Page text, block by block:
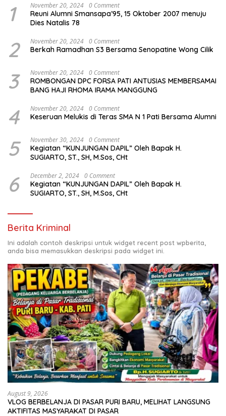
1 November 20, 2024 0 Comment
Reuni Alumni Smansapa’95, 15 Oktober 2007 menuju
Dies Natalis 78
2 November 20, 2024 0 Comment
Berkah Ramadhan S3 Bersama Senopatine Wong Cilik
3 November 20, 2024 0 Comment
ROMBONGAN DPC FORSA PATI ANTUSIAS MEMBERSAMAI
BANG HAJI RHOMA IRAMA MANGGUNG
4 November 20, 2024 0 Comment
Keseruan Melukis di Teras SMA N 1 Pati Bersama Alumni
5 November 30, 2024 0 Comment
Kegiatan “KUNJUNGAN DAPIL” Oleh Bapak H.
SUGIARTO, ST., SH, M.Sos, CHt
6 December 2, 2024 0 Comment
Kegiatan “KUNJUNGAN DAPIL” Oleh Bapak H.
SUGIARTO, ST., SH, M.Sos, CHt
Berita Kriminal
Ini adalah contoh deskripsi untuk widget recent post wpberita,
anda bisa memasukkan deskripsi pada widget ini.
August 9, 2026
VLOG BERBELANJA DI PASAR PURI BARU, MELIHAT LANGSUNG
AKTIFITAS MASYARAKAT DI PASAR